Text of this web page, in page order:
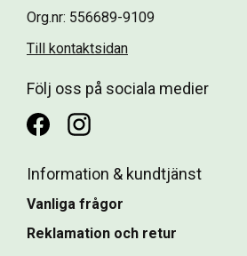
Org.nr: 556689-9109
Till kontaktsidan
Följ oss på sociala medier
Information & kundtjänst
Vanliga frågor
Reklamation och retur